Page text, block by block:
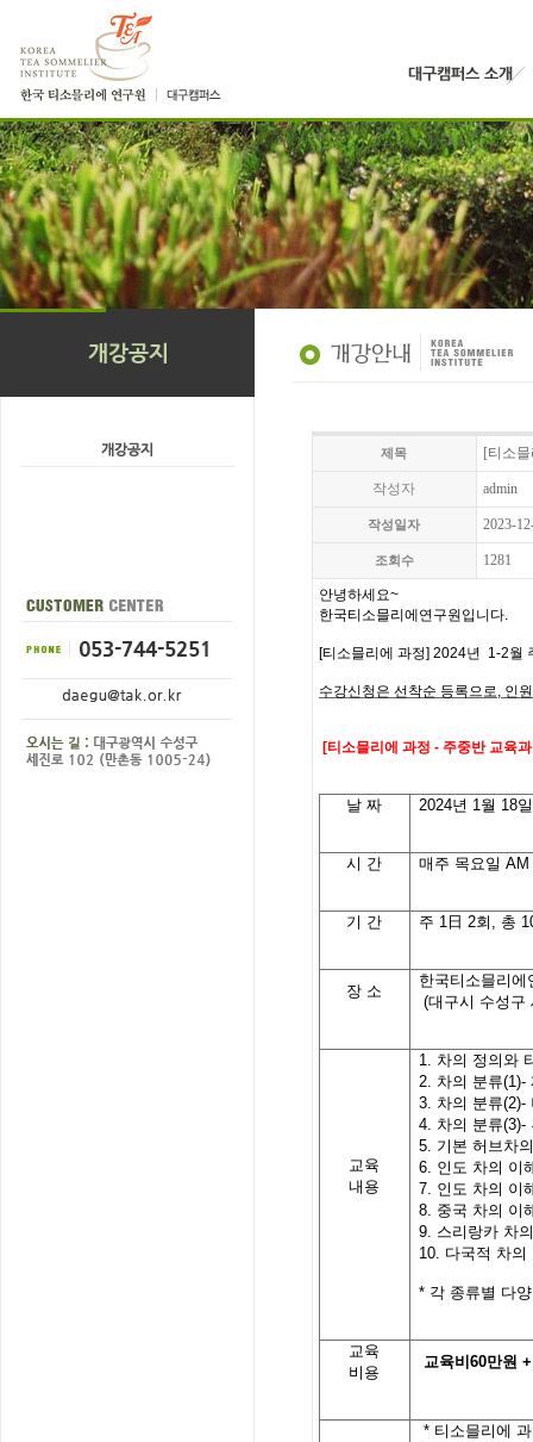
제목 [티소
작성자 admin
작성일자 2023-
조회수 1281
안녕하세요~
한국티소믈리에연구원입니다.
[티소믈리에 과정] 2024년 1-2월
수강신청은 선착순 등록으로, 인
[티소믈리에 과정 - 주중반 교육
날 짜 2024년 1월 18
시 간 매주 목요일 AM
기 간 주 1日 2회 , 총
장 소
한국티소믈리에
(대구시 수성구
교육
내용
1. 차의 정의와
2. 차의 분류(1)-
3. 차의 분류(2)-
4. 차의 분류(3)-
5. 기본 허브차의
6. 인도 차의 이
7. 인도 차의 이
8. 중국 차의 이
9. 스리랑카 차
10. 다국적 차의
* 각 종류별 다
교육
비용
교육비 60만원 +
* 티소믈리에